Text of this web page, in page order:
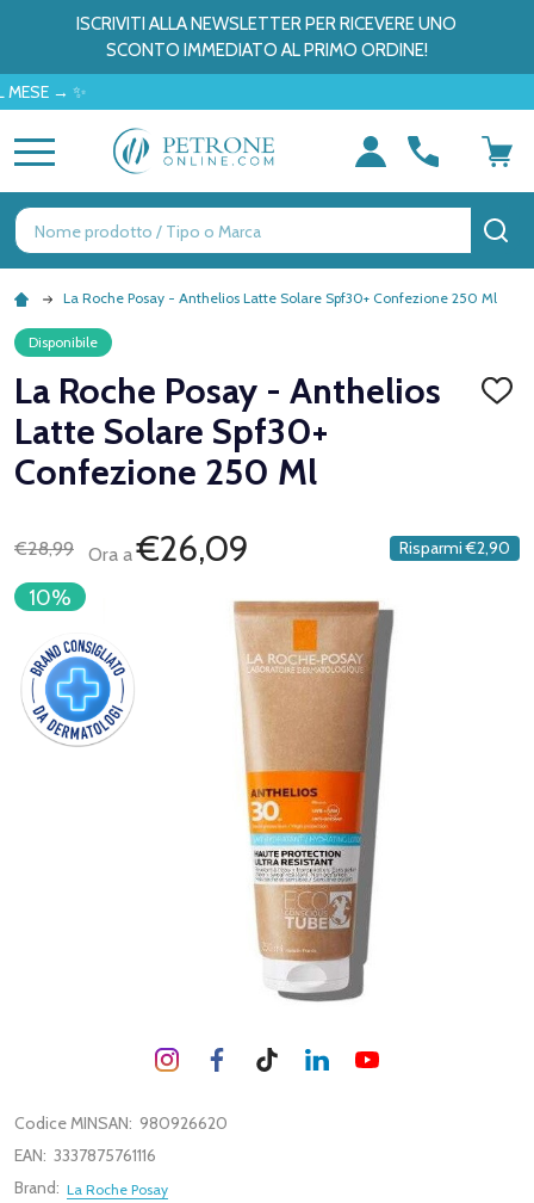
ISCRIVITI ALLA NEWSLETTER PER RICEVERE UNO
SCONTO IMMEDIATO AL PRIMO ORDINE!
→ ✨
Ricerca
La Roche Posay - Anthelios Latte Solare Spf30+ Confezione 250 Ml
Disponibile
La Roche Posay - Anthelios
Latte Solare Spf30+
Confezione 250 Ml
€28,99 Ora a€26,09 Risparmi €2,90
10%
Codice MINSAN: 980926620
EAN: 3337875761116
Brand: La Roche Posay